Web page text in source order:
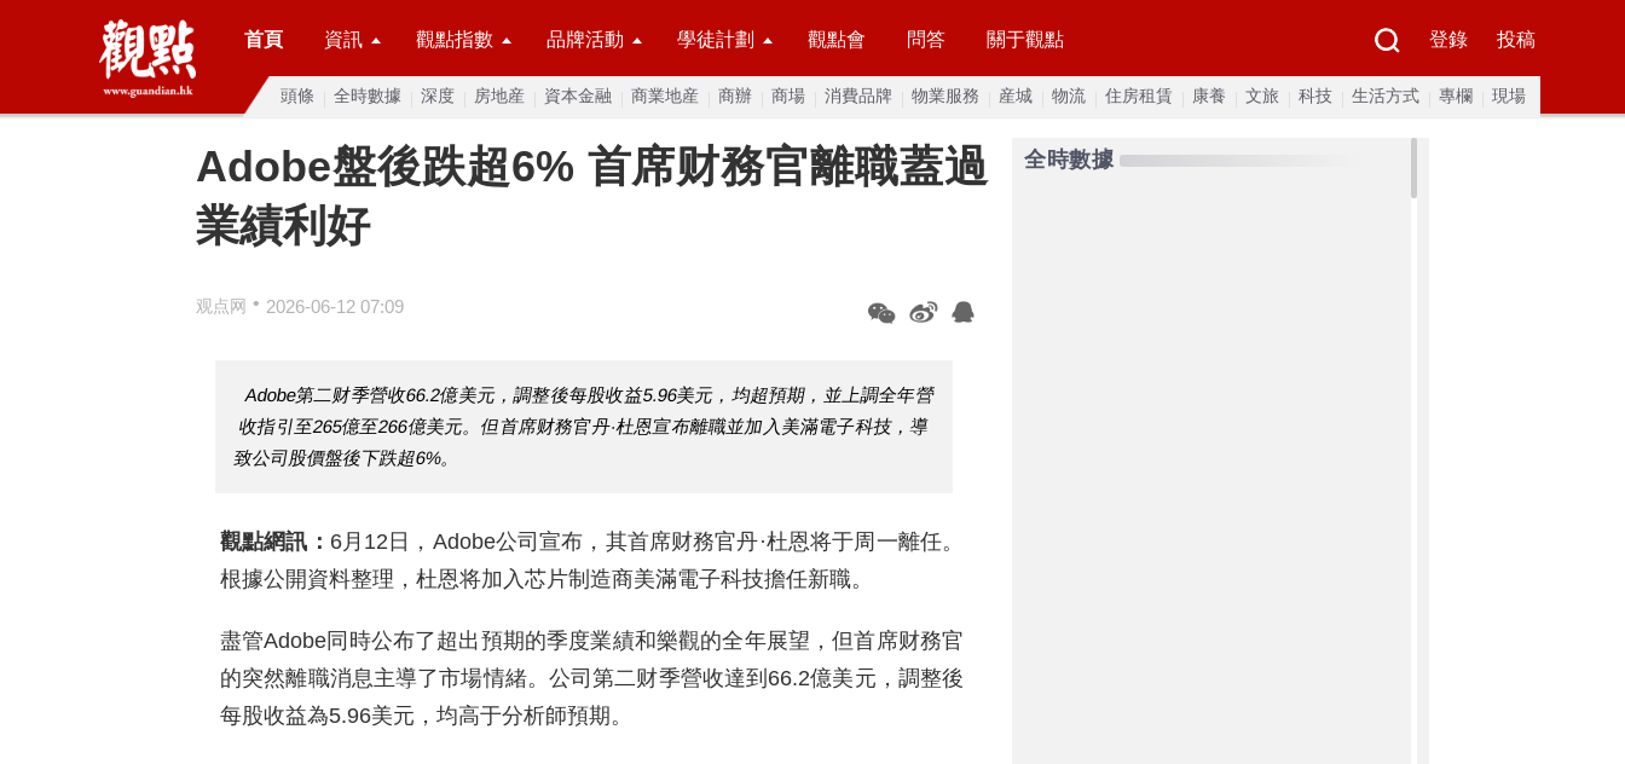
首頁 資訊 觀點指數 品牌活動 學徒計劃 觀點會 問答 關于觀點 登錄 投稿
頭條 全時數據 深度 房地産 資本金融 商業地産 商辦 商場 消費品牌 物業服務 産城 物流 住房租賃 康養 文旅 科技 生活方式 專欄 現場
Adobe盤後跌超6% 首席财務官離職蓋過
業績利好
观点网 • 2026-06-12 07:09
Adobe第二财季營收66.2億美元，調整後每股收益5.96美元，均超預期，並上調全年營
收指引至265億至266億美元。但首席财務官丹·杜恩宣布離職並加入美滿電子科技，導
致公司股價盤後下跌超6%。
觀點網訊： 6月12日，Adobe公司宣布，其首席财務官丹·杜恩将于周一離任。
根據公開資料整理，杜恩将加入芯片制造商美滿電子科技擔任新職。
盡管Adobe同時公布了超出預期的季度業績和樂觀的全年展望，但首席财務官
的突然離職消息主導了市場情緒。公司第二财季營收達到66.2億美元，調整後
每股收益為5.96美元，均高于分析師預期。
全時數據